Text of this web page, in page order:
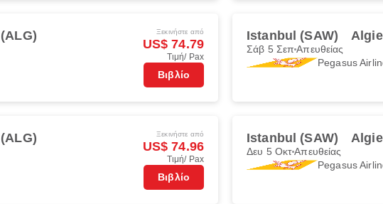
Ξεκινήστε από
US$ 74.79
Τιμή/ Pax
Βιβλίο
Istanbul (SAW)
Σάβ 5 ΣεπΑπευθείας
Pegasus
Ξεκινήστε από
US$ 74.96
Τιμή/ Pax
Βιβλίο
Istanbul (SAW)
Δευ 5 ΟκτΑπευθείας
Pegasus